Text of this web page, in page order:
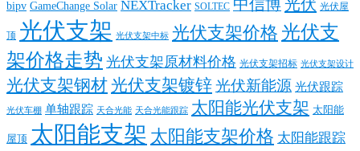
bipv GameChange Solar NEXTracker SOLTEC 中信博光伏 光伏屋
顶 光伏支架 光伏支架中标 光伏支架价格 光伏支
架价格走势 光伏支架原材料价格 光伏支架招标 光伏支架设计
光伏支架钢材光伏支架镀锌光伏新能源 光伏跟踪
光伏车棚 单轴跟踪 天合光能 天合光能跟踪 太阳能光伏支架 太阳能
屋顶 太阳能支架 太阳能支架价格 太阳能跟踪